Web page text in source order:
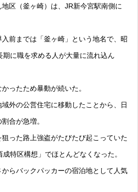
区（釜ヶ崎）は、JR新今宮駅南側に
前までは「釜ヶ崎」という地名で、昭
に職を求める人が大量に流れ込ん
ったため暴動が続いた。
外の公営住宅に移動したことから、日
合が急増。
った路上強盗がたびたび起こっていた
特区構想」でほとんどなくなった。
らバックパッカーの宿泊地として人気